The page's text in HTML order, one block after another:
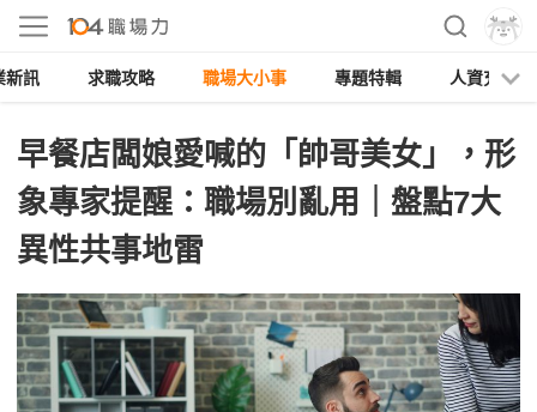
新訊 求職攻略 職場大小事 專題特輯 人資充電
早餐店闆娘愛喊的「帥哥美女」，形
象專家提醒：職場別亂用｜盤點7大
異性共事地雷